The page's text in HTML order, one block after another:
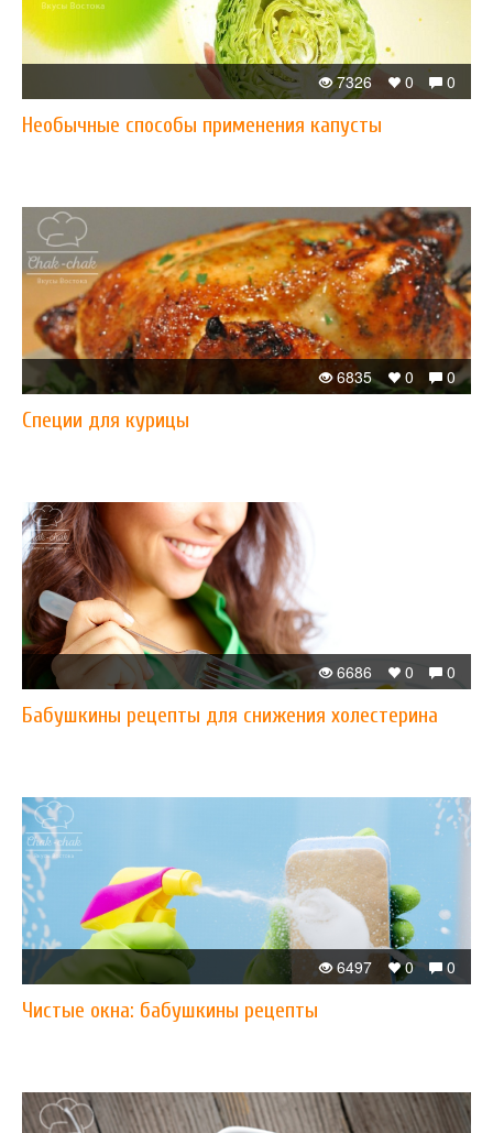
0
0
7326
Необычные способы применения капусты
0
0
6835
Специи для курицы
0
0
6686
Бабушкины рецепты для снижения холестерина
0
0
6497
Чистые окна: бабушкины рецепты